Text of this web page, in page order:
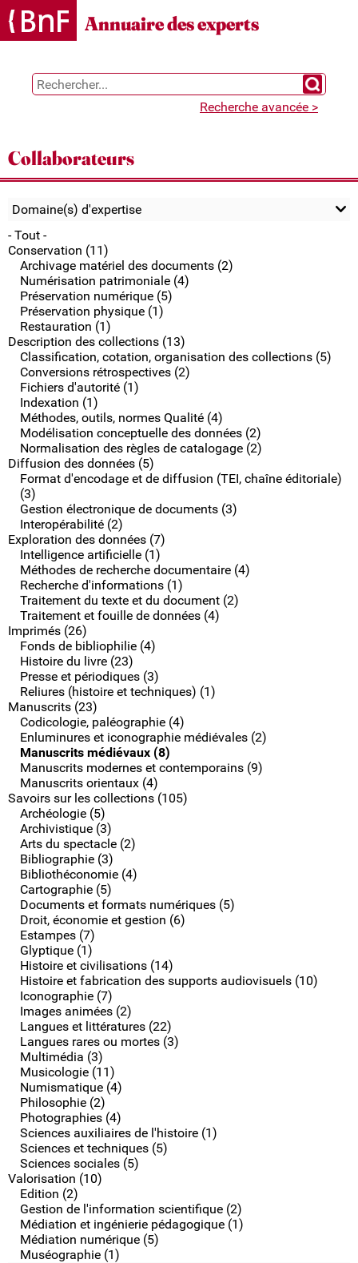
Gestion des cookies
Annuaire des experts
Chercher
Recherche avancée >
Collaborateurs
Domaine(s) d'expertise
- Tout -
Conservation (11)
Archivage matériel des documents (2)
Numérisation patrimoniale (4)
Préservation numérique (5)
Préservation physique (1)
Restauration (1)
Description des collections (13)
Classification, cotation, organisation des collections (5)
Conversions rétrospectives (2)
Fichiers d'autorité (1)
Indexation (1)
Méthodes, outils, normes Qualité (4)
Modélisation conceptuelle des données (2)
Normalisation des règles de catalogage (2)
Diffusion des données (5)
Format d'encodage et de diffusion (TEI, chaîne éditoriale)
(3)
Gestion électronique de documents (3)
Interopérabilité (2)
Exploration des données (7)
Intelligence artificielle (1)
Méthodes de recherche documentaire (4)
Recherche d'informations (1)
Traitement du texte et du document (2)
Traitement et fouille de données (4)
Imprimés (26)
Fonds de bibliophilie (4)
Histoire du livre (23)
Presse et périodiques (3)
Reliures (histoire et techniques) (1)
Manuscrits (23)
Codicologie, paléographie (4)
Enluminures et iconographie médiévales (2)
Manuscrits médiévaux (8)
Manuscrits modernes et contemporains (9)
Manuscrits orientaux (4)
Savoirs sur les collections (105)
Archéologie (5)
Archivistique (3)
Arts du spectacle (2)
Bibliographie (3)
Bibliothéconomie (4)
Cartographie (5)
Documents et formats numériques (5)
Droit, économie et gestion (6)
Estampes (7)
Glyptique (1)
Histoire et civilisations (14)
Histoire et fabrication des supports audiovisuels (10)
Iconographie (7)
Images animées (2)
Langues et littératures (22)
Langues rares ou mortes (3)
Multimédia (3)
Musicologie (11)
Numismatique (4)
Philosophie (2)
Photographies (4)
Sciences auxiliaires de l'histoire (1)
Sciences et techniques (5)
Sciences sociales (5)
Valorisation (10)
Edition (2)
Gestion de l'information scientifique (2)
Médiation et ingénierie pédagogique (1)
Médiation numérique (5)
Muséographie (1)